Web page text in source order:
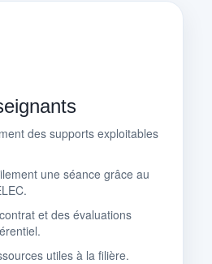
des supports exploitables
une séance grâce au
et des évaluations
utiles à la filière.